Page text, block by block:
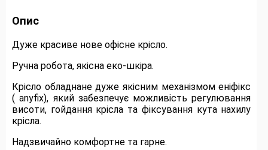
Опис
Дуже красиве нове офісне крісло.
Ручна робота, якісна еко-шкіра.
Крісло обладнане дуже якісним механізмом еніфікс
( anyfix), який забезпечує можливість регулювання
висоти, гойдання крісла та фіксування кута нахилу
крісла.
Надзвичайно комфортне та гарне.